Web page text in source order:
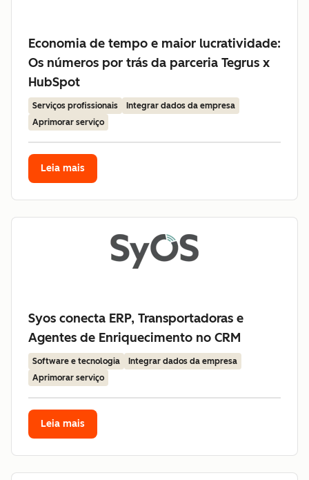
Economia de tempo e maior lucratividade:
Os números por trás da parceria Tegrus x
HubSpot
Serviços profissionais
Integrar dados da empresa
Aprimorar serviço
Leia mais
Syos conecta ERP, Transportadoras e
Agentes de Enriquecimento no CRM
Software e tecnologia
Integrar dados da empresa
Aprimorar serviço
Leia mais